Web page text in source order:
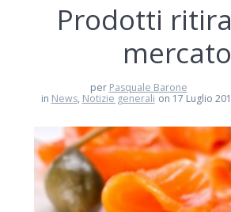
Prodotti
mercato
per Pasquale Barone
in News, Notizie generali on 17 Luglio